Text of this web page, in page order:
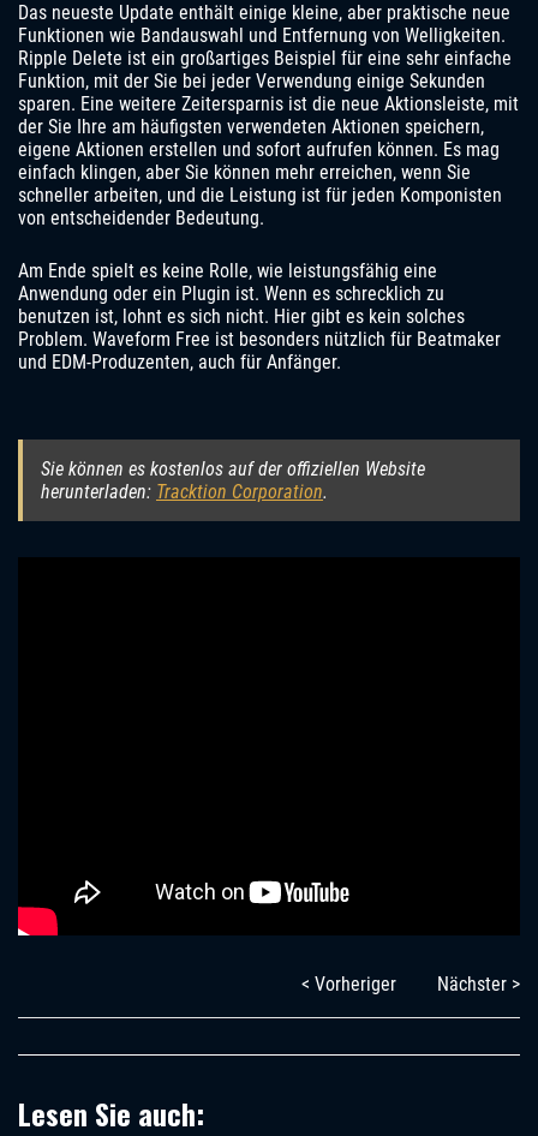
Das neueste Update enthält einige kleine, aber praktische neue
Funktionen wie Bandauswahl und Entfernung von Welligkeiten.
Ripple Delete ist ein großartiges Beispiel für eine sehr einfache
Funktion, mit der Sie bei jeder Verwendung einige Sekunden
sparen. Eine weitere Zeitersparnis ist die neue Aktionsleiste, mit
der Sie Ihre am häufigsten verwendeten Aktionen speichern,
eigene Aktionen erstellen und sofort aufrufen können. Es mag
einfach klingen, aber Sie können mehr erreichen, wenn Sie
schneller arbeiten, und die Leistung ist für jeden Komponisten
von entscheidender Bedeutung.
Am Ende spielt es keine Rolle, wie leistungsfähig eine
Anwendung oder ein Plugin ist. Wenn es schrecklich zu
benutzen ist, lohnt es sich nicht. Hier gibt es kein solches
Problem. Waveform Free ist besonders nützlich für Beatmaker
und EDM-Produzenten, auch für Anfänger.
Sie können es kostenlos auf der offiziellen Website
herunterladen: Tracktion Corporation.
< Vorheriger Nächster >
Lesen Sie auch: